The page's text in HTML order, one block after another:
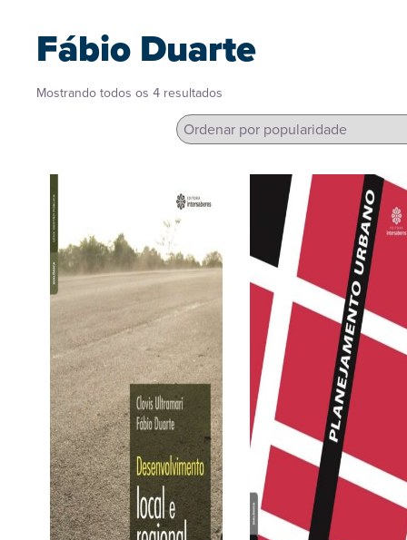
Fábio Duarte
Mostrando todos os 4 resultados
popularidade